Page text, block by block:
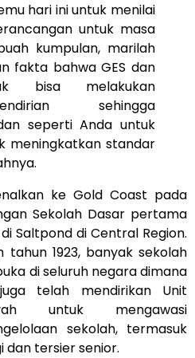
hari ini untuk menilai
untuk masa
kumpulan, marilah
fakta bahwa GES dan
bisa melakukan
sehingga
seperti Anda untuk
meningkatkan standar
ke Gold Coast pada
Sekolah Dasar pertama
Saltpond di Central Region.
1923, banyak sekolah
di seluruh negara dimana
telah mendirikan Unit
untuk mengawasi
sekolah, termasuk
tersier senior.